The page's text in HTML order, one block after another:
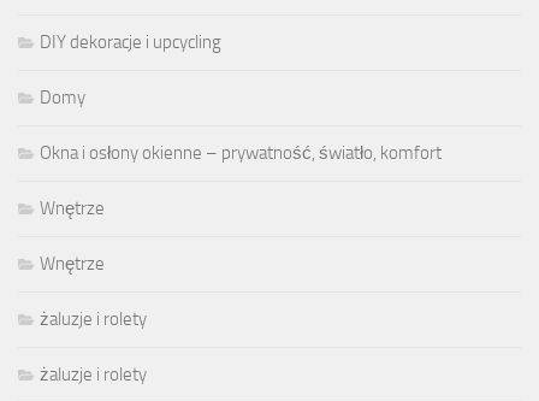
DIY dekoracje i upcycling
Domy
Okna i osłony okienne – prywatność, światło, komfort
Wnętrze
Wnętrze
żaluzje i rolety
żaluzje i rolety